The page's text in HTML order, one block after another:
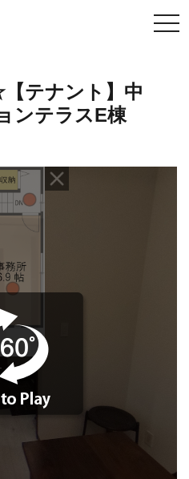
テナント】中
ンテラスE棟